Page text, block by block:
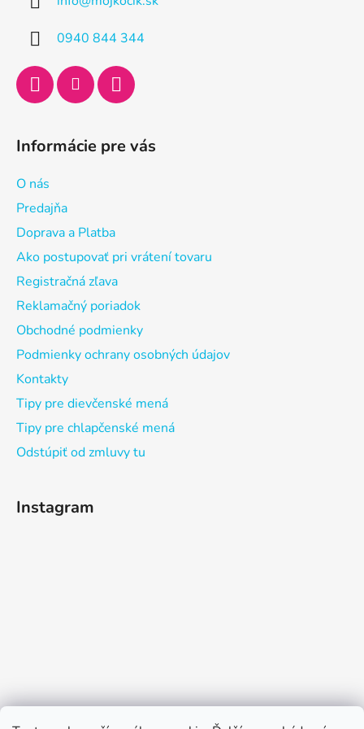
0940 844 344
Informácie pre vás
O nás
Predajňa
Doprava a Platba
Ako postupovať pri vrátení tovaru
Registračná zľava
Reklamačný poriadok
Obchodné podmienky
Podmienky ochrany osobných údajov
Kontakty
Tipy pre dievčenské mená
Tipy pre chlapčenské mená
Odstúpiť od zmluvy tu
Instagram
Sledovať na Instagrame